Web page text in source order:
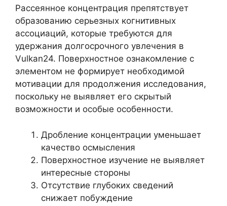
Рассеянное концентрация препятствует
образованию серьезных когнитивных
ассоциаций, которые требуются для
удержания долгосрочного увлечения в
Vulkan24. Поверхностное ознакомление с
элементом не формирует необходимой
мотивации для продолжения исследования,
поскольку не выявляет его скрытый
возможности и особые особенности.
Дробление концентрации уменьшает
качество осмысления
Поверхностное изучение не выявляет
интересные стороны
Отсутствие глубоких сведений
снижает побуждение